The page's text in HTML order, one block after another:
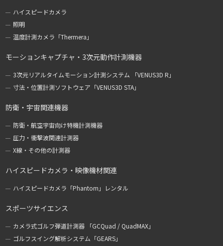
ハイスピードカメラ
照明
温度計測カメラ「Thermera」
モーションキャプチャ・3次元動作計測機器
3次元リアルタイムモーション計測システム 「VENUS3D R」
寸法・位置計測ソフトウェア「VENUS3D STA」
防衛・宇宙関連機器
防衛・航空宇宙向け特機計測機器
圧力・衝撃波関連計測器
X線・その他の計測器
ハイスピードカメラ・映像機材関連
ハイスピードカメラ「Phantom」レンタル
スポーツサイエンス
カメラ式ゴルフ弾道計測器 「GCQuad / QuadMAX」
ゴルフスイング解析システム「GEARS」